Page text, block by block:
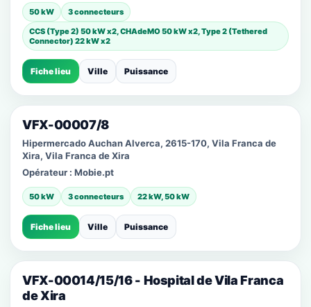
50 kW
3 connecteurs
CCS (Type 2) 50 kW x2, CHAdeMO 50 kW x2, Type 2 (Tethered
Connector) 22 kW x2
Fiche lieu Ville Puissance
VFX-00007/8
Hipermercado Auchan Alverca, 2615-170, Vila Franca de
Xira, Vila Franca de Xira
Opérateur : Mobie.pt
50 kW 3 connecteurs 22 kW, 50 kW
Fiche lieu Ville Puissance
VFX-00014/15/16 - Hospital de Vila Franca
de Xira